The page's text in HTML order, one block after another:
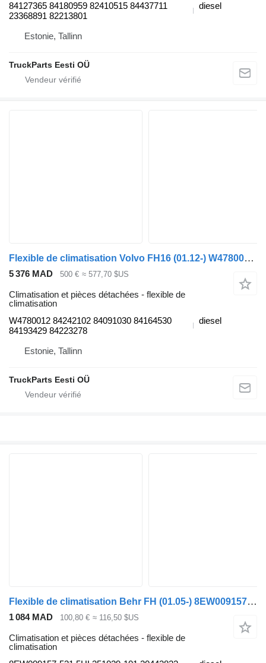
84127365 84180959 82410515 84437711
23368891 82213801
diesel
Estonie, Tallinn
TruckParts Eesti OÜ
Flexible de climatisation Volvo FH16 (01.12-) W4780012 pour tracteur routier Volvo FH12, FH16, NH12, FH, VNL780 (1993-2014)
5 376 MAD 500 € ≈ 577,70 $US
Climatisation et pièces détachées - flexible de
climatisation
W4780012 84242102 84091030 84164530
84193429 84223278
diesel
Estonie, Tallinn
TruckParts Eesti OÜ
Flexible de climatisation Behr FH (01.05-) 8EW009157-531 pour tracteur routier Volvo FH12, FH16, NH12, FH, VNL780 (1993-2014)
1 084 MAD 100,80 € ≈ 116,50 $US
Climatisation et pièces détachées - flexible de
climatisation